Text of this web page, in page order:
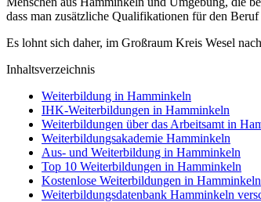
dass man zusätzliche Qualifikationen für den Beruf
Es lohnt sich daher, im Großraum Kreis Wesel
Inhaltsverzeichnis
Weiterbildung in Hamminkeln
IHK-Weiterbildungen in Hamminkeln
Weiterbildungen über das Arbeitsamt in
Weiterbildungsakademie Hamminkeln
Aus- und Weiterbildung in Hamminkeln
Top 10 Weiterbildungen in Hamminkeln
Kostenlose Weiterbildungen in Hamminkeln
Weiterbildungsdatenbank Hamminkeln